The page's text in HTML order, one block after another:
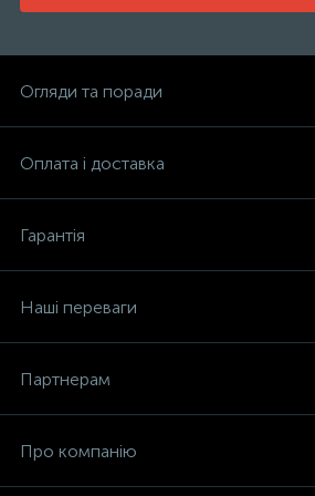
Огляди та поради
Оплата і доставка
Гарантія
Наші переваги
Партнерам
Про компанію